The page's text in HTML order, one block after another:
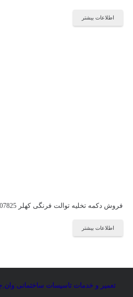
اطلاعات بیشتر
فروش دکمه تخلیه توالت فرنگی کهلر 09121507825
اطلاعات بیشتر
تعمیر و خدمات تاسیسات ساختمانی:وان,